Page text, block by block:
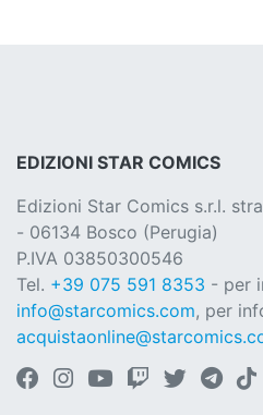
EDIZIONI STAR COMICS
Edizioni Star Comics s.r.l.
- 06134 Bosco (Perugia)
P.IVA 03850300546
Tel. +39 075 591 8353 - per
info@starcomics.com, per